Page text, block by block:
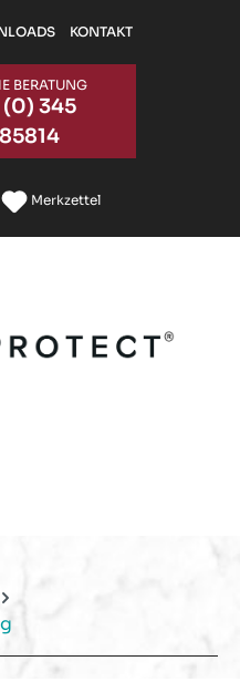
KONTAKT
BERATUNG
(0) 345
Merkzettel
enthält 0